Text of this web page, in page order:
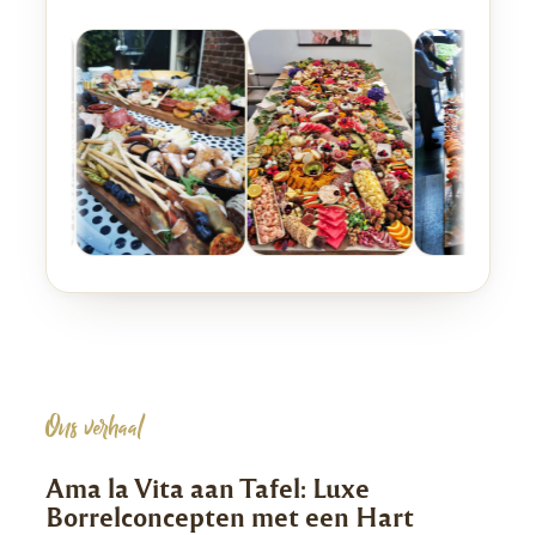
Ons verhaal
Ama la Vita aan Tafel: Luxe
Borrelconcepten met een Hart